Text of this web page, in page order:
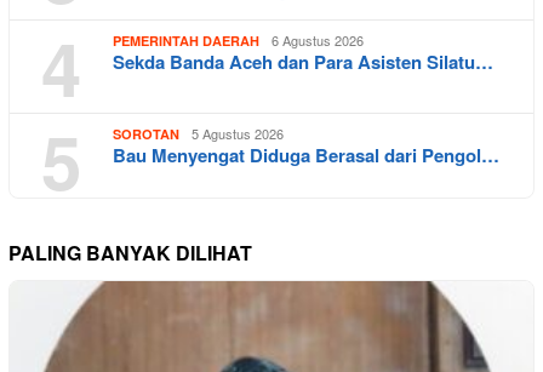
4 PEMERINTAH DAERAH 6 Agustus 2026
Sekda Banda Aceh dan Para Asisten Silatu…
5 SOROTAN 5 Agustus 2026
Bau Menyengat Diduga Berasal dari Pengol…
PALING BANYAK DILIHAT